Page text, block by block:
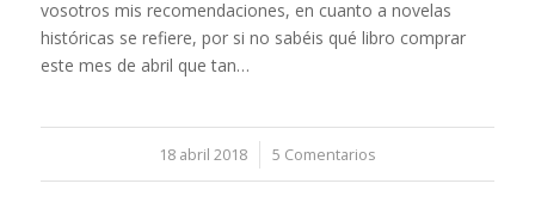
vosotros mis recomendaciones, en cuanto a novelas
históricas se refiere, por si no sabéis qué libro comprar
este mes de abril que tan…
18 abril 2018
/ 5 Comentarios